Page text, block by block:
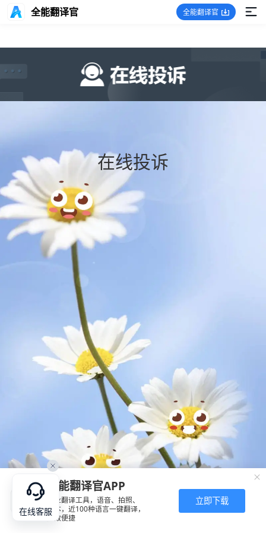
全能翻译官 全能翻译官
在线客服
全能翻译官APP
专业翻译工具，语音、拍照、
文本，近100种语言一键翻译，
高效便捷
立即下载